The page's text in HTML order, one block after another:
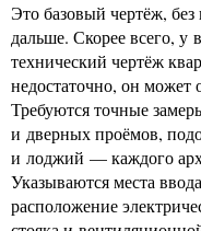
Это базовый чертёж, без
дальше. Скорее всего, у
технический чертёж
недостаточно, он может
Требуются точные
и дверных проёмов,
и лоджий — каждого
Указываются места
расположение